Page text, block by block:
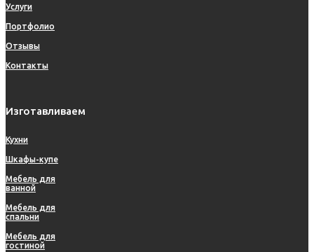
Услуги
Портфолио
Отзывы
Контакты
Изготавливаем
Кухни
Шкафы-купе
Мебель для
ванной
Мебель для
спальни
Мебель для
гостиной